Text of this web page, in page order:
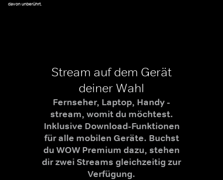
davon unberührt.
Stream auf dem Gerät
deiner Wahl
Fernseher, Laptop, Handy -
stream, womit du möchtest.
Inklusive Download-Funktionen
für alle mobilen Geräte. Buchst
du WOW Premium dazu, stehen
dir zwei Streams gleichzeitig zur
Verfügung.